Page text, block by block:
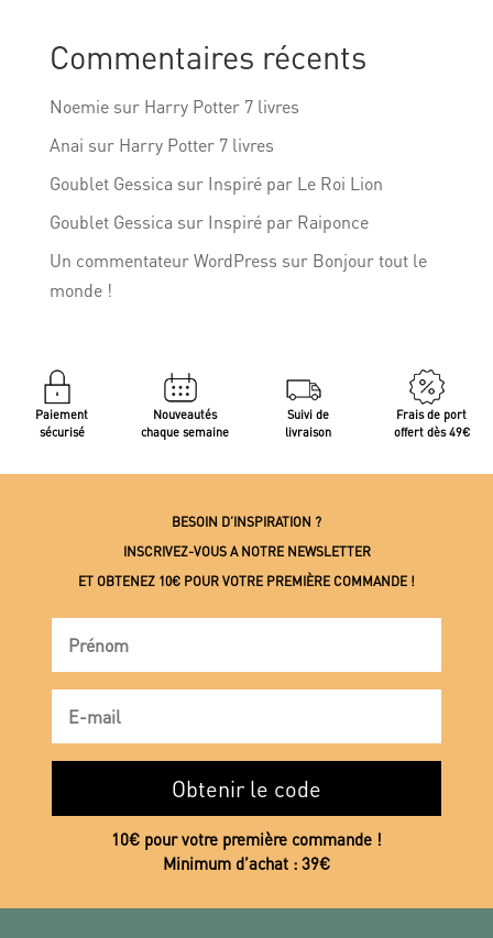
Commentaires récents
Noemiesur Harry Potter 7 livres
Anai sur Harry Potter 7 livres
Goublet Gessica sur Inspiré par Le Roi Lion
Goublet Gessica sur Inspiré par Raiponce
Un commentateur WordPress sur Bonjour tout le
monde !
Paiement
sécurisé
Nouveautés
chaque semaine
Suivi de
livraison
Frais de port
offert dès 49€
BESOIN D’INSPIRATION ?
INSCRIVEZ-VOUS A NOTRE NEWSLETTER
ET OBTENEZ 10€ POUR VOTRE PREMIÈRE COMMANDE !
Obtenir le code
10€ pour votre première commande !
Minimum d’achat : 39€